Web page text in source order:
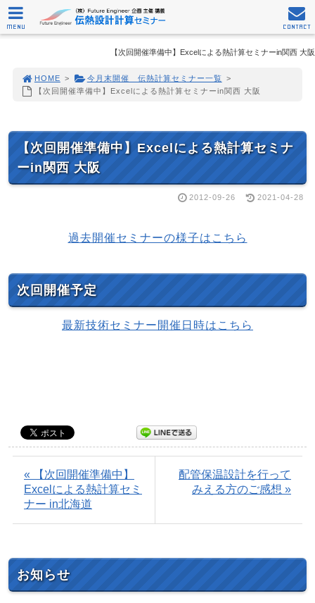
【次回開催準備中】Excelによる熱計算セミナーin関西 大阪
HOME > 今月末開催 伝熱計算セミナー一覧 >
【次回開催準備中】Excelによる熱計算セミナーin関西 大阪
【次回開催準備中】Excelによる熱計算セミナ
ーin関西 大阪
2012-09-26 2021-04-28
過去開催セミナーの様子はこちら
次回開催予定
最新技術セミナー開催日時はこちら
« 【次回開催準備中】
Excelによる熱計算セミ
ナー in北海道
配管保温設計を行って
みえる方のご感想 »
お知らせ
MENU CONTACT